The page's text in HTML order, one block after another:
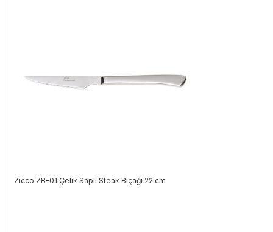
Zicco ZB-01 Çelik Saplı Steak Bıçağı 22 cm